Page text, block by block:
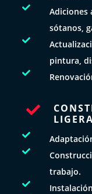

Adiciones
sótanos,

pintura,


LIGERA


trabajo.
